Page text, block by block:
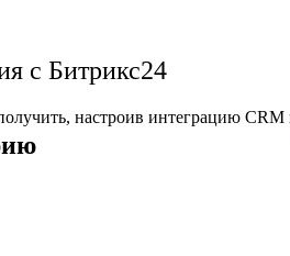
с Битрикс24
настроив интеграцию